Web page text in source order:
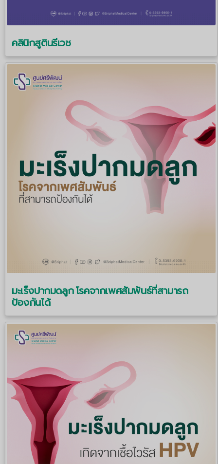
คลินิกสูตินรีเวช
มะเร็งปากมดลูก โรคจากเพศสัมพันธ์ที่สามารถ
ป้องกันได้